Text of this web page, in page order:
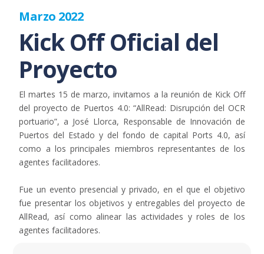
Marzo 2022
Kick Off Oficial del
Proyecto
El martes 15 de marzo, invitamos a la reunión de Kick Off
del proyecto de Puertos 4.0: “AllRead: Disrupción del OCR
portuario”, a José Llorca, Responsable de Innovación de
Puertos del Estado y del fondo de capital Ports 4.0, así
como a los principales miembros representantes de los
agentes facilitadores.
Fue un evento presencial y privado, en el que el objetivo
fue presentar los objetivos y entregables del proyecto de
AllRead, así como alinear las actividades y roles de los
agentes facilitadores.